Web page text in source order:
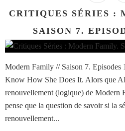
CRITIQUES SÉRIES :
SAISON 7.
Modern Family // Saison 7. Episodes
Know How She Does It. Alors que
renouvellement (logique) de Modern
pense que la question de savoir si la
renouvellement...